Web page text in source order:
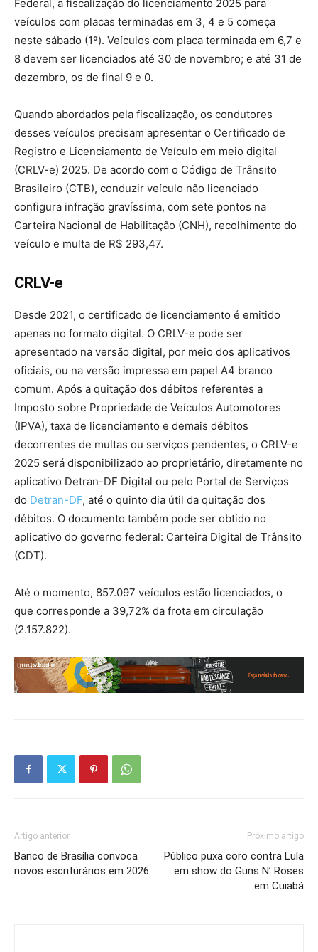
Federal, a fiscalização do licenciamento 2025 para
veículos com placas terminadas em 3, 4 e 5 começa
neste sábado (1º). Veículos com placa terminada em 6,7 e
8 devem ser licenciados até 30 de novembro; e até 31 de
dezembro, os de final 9 e 0.
Quando abordados pela fiscalização, os condutores
desses veículos precisam apresentar o Certificado de
Registro e Licenciamento de Veículo em meio digital
(CRLV-e) 2025. De acordo com o Código de Trânsito
Brasileiro (CTB), conduzir veículo não licenciado
configura infração gravíssima, com sete pontos na
Carteira Nacional de Habilitação (CNH), recolhimento do
veículo e multa de R$ 293,47.
CRLV-e
Desde 2021, o certificado de licenciamento é emitido
apenas no formato digital. O CRLV-e pode ser
apresentado na versão digital, por meio dos aplicativos
oficiais, ou na versão impressa em papel A4 branco
comum. Após a quitação dos débitos referentes a
Imposto sobre Propriedade de Veículos Automotores
(IPVA), taxa de licenciamento e demais débitos
decorrentes de multas ou serviços pendentes, o CRLV-e
2025 será disponibilizado ao proprietário, diretamente no
aplicativo Detran-DF Digital ou pelo Portal de Serviços
do Detran-DF, até o quinto dia útil da quitação dos
débitos. O documento também pode ser obtido no
aplicativo do governo federal: Carteira Digital de Trânsito
(CDT).
Até o momento, 857.097 veículos estão licenciados, o
que corresponde a 39,72% da frota em circulação
(2.157.822).
Artigo anterior
Banco de Brasília convoca
novos escriturários em 2026
Próximo artigo
Público puxa coro contra Lula
em show do Guns N’ Roses
em Cuiabá